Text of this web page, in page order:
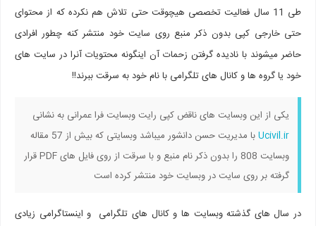
طی 11 سال فعالیت تخصصی هیچوقت حتی تلاش هم نکرده که از محتوای
حتی خارجی کپی بدون ذکر منبع روی سایت خود منتشر کنه چطور افرادی
حاضر میشوند با نادیده گرفتن زحمات آن اینگونه محتویات آنرا در سایت های
خود یا گروه ها و کانال های تلگرامی با نام خود به سرقت ببرند!!
یکی از این وبسایت های ناقض کپی رایت وبسایت فرا عمرانی به نشانی
Ucivil.ir
با مدیریت حسن دانشور میباشد وبسایتی که بیش از 57 مقاله
وبسایت 808 را بدون ذکر نام منبع و با سرقت از روی فایل های PDF قرار
گرفته بر روی سایت در وبسایت خود منتشر کرده است
در سال های گذشته وبسایت ها و کانال های تلگرامی و اینستاگرامی زیادی